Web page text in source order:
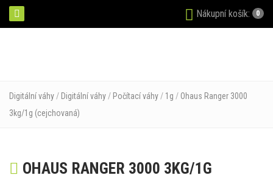
Nákupní košík: 0
Digitální váhy / Digitální váhy / Počítací váhy / 1g / Ohaus Ranger 3000
3kg/1g (cejchovaná)
OHAUS RANGER 3000 3KG/1G